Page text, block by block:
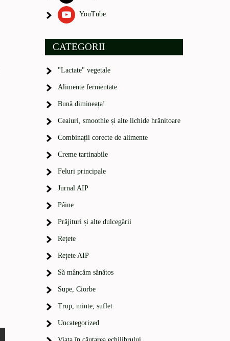
YouTube
CATEGORII
"Lactate" vegetale
Alimente fermentate
Bună dimineața!
Ceaiuri, smoothie și alte lichide hrănitoare
Combinații corecte de alimente
Creme tartinabile
Feluri principale
Jurnal AIP
Pâine
Prăjituri și alte dulcegării
Rețete
Rețete AIP
Să mâncăm sănătos
Supe, Ciorbe
Trup, minte, suflet
Uncategorized